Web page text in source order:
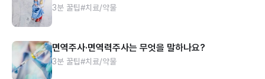
3분 꿀팁#치료/약물
면역주사·면역력주사는 무엇을 말하나요?
3분 꿀팁#치료/약물